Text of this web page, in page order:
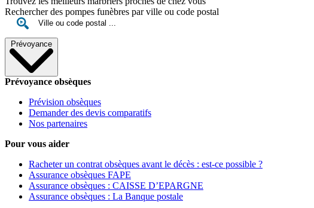
Rechercher des pompes funèbres par ville ou code postal
Prévoyance
Prévoyance obsèques
Prévision obsèques
Demander des devis comparatifs
Nos partenaires
Pour vous aider
Racheter un contrat obsèques avant le décès : est-ce possible ?
Assurance obsèques FAPE
Assurance obsèques : CAISSE D’EPARGNE
Assurance obsèques : La Banque postale